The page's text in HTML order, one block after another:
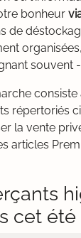
bonheur
de
souvent -
répertoriés
la vente
articles
cet été